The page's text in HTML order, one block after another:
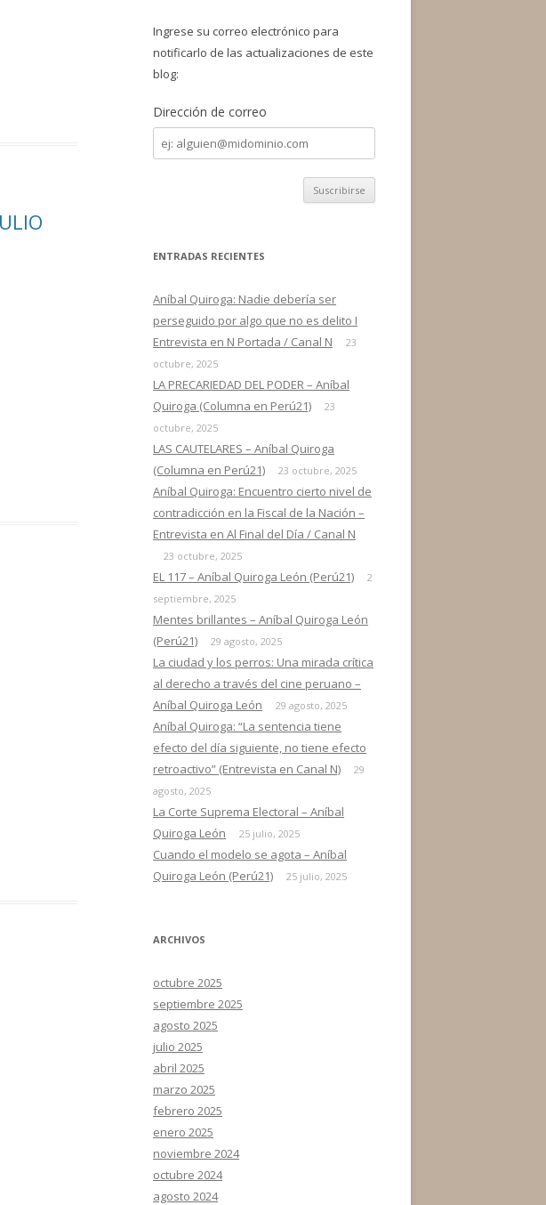
rIngrese su correo electrónico para
notificarlo de las actualizaciones de este
blog:
Dirección de correo
Dirección
de
correo
ENTRADAS RECIENTES
Aníbal Quiroga: Nadie debería ser
perseguido por algo que no es delito I
Entrevista en N Portada / Canal N
23
octubre, 2025
LA PRECARIEDAD DEL PODER – Aníbal
Quiroga (Columna en Perú21)
23
octubre, 2025
LAS CAUTELARES – Aníbal Quiroga
(Columna en Perú21)
23 octubre, 2025
Aníbal Quiroga: Encuentro cierto nivel de
contradicción en la Fiscal de la Nación –
Entrevista en Al Final del Día / Canal N
23 octubre, 2025
EL 117 – Aníbal Quiroga León (Perú21)
2
septiembre, 2025
Mentes brillantes – Aníbal Quiroga León
(Perú21)
29 agosto, 2025
La ciudad y los perros: Una mirada crítica
al derecho a través del cine peruano –
Aníbal Quiroga León
29 agosto, 2025
Aníbal Quiroga: “La sentencia tiene
efecto del día siguiente, no tiene efecto
retroactivo” (Entrevista en Canal N)
29
agosto, 2025
La Corte Suprema Electoral – Aníbal
Quiroga León
25 julio, 2025
Cuando el modelo se agota – Aníbal
Quiroga León (Perú21)
25 julio, 2025
ARCHIVOS
octubre 2025
septiembre 2025
agosto 2025
julio 2025
abril 2025
marzo 2025
febrero 2025
enero 2025
noviembre 2024
octubre 2024
agosto 2024